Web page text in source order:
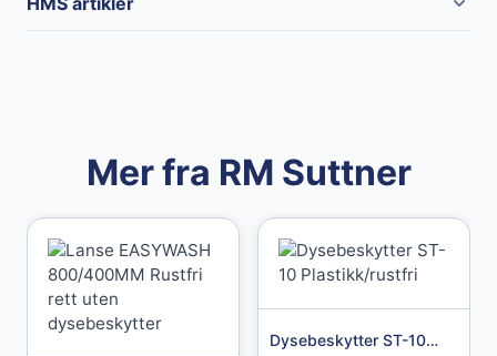
Mer fra RM Suttner
Dysebeskytter ST-10 Plastikk/rustfri